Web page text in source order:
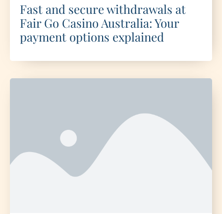
Fast and secure withdrawals at
Fair Go Casino Australia: Your
payment options explained